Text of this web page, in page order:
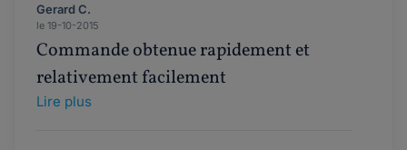
Gerard C.
le 19-10-2015
Commande obtenue rapidement et
relativement facilement
Lire plus